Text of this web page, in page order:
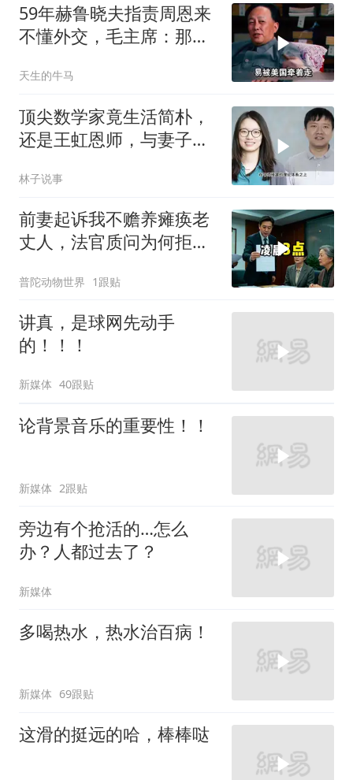
59年赫鲁晓夫指责周恩来
不懂外交，毛主席：那我
天生的牛马
顶尖数学家竟生活简朴，
还是王虹恩师，与妻子合
林子说事
前妻起诉我不赡养瘫痪老
丈人，法官质问为何拒不
普陀动物世界 1跟贴
讲真，是球网先动手
的！！！
新媒体 40跟贴
论背景音乐的重要性！！
新媒体 2跟贴
旁边有个抢活的…怎么
办？人都过去了？
新媒体
多喝热水，热水治百病！
新媒体 69跟贴
这滑的挺远的哈，棒棒哒